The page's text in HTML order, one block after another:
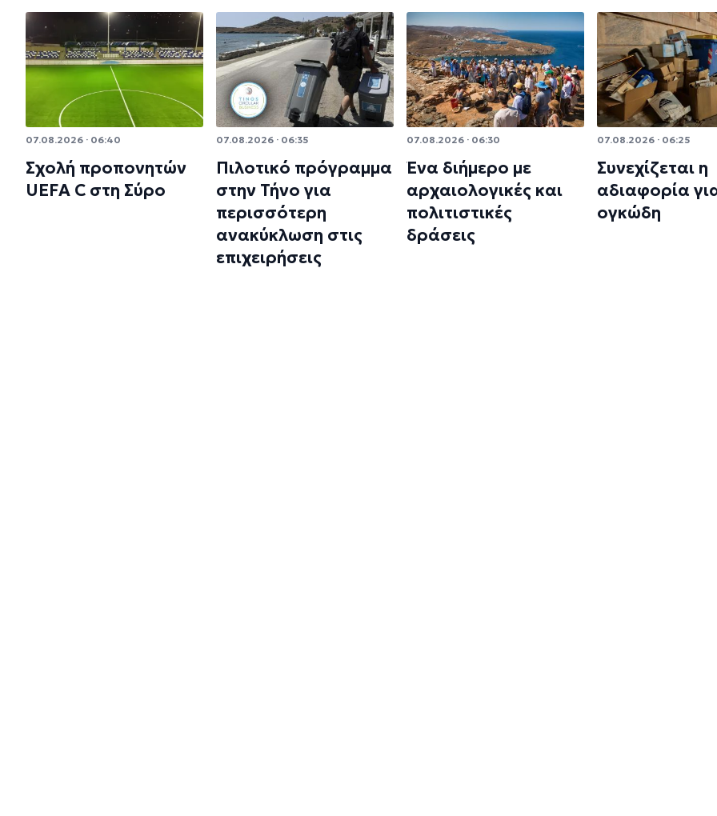
07.08.2026 · 06:40
Σχολή προπονητών
UEFA C στη Σύρο
07.08.2026 · 06:35
Πιλοτικό πρόγραμμα
στην Τήνο για
περισσότερη
ανακύκλωση στις
επιχειρήσεις
07.08.2026 · 06:30
Ένα διήμερο με
αρχαιολογικές και
πολιτιστικές
δράσεις
07.08.2026 · 06:25
Συνεχίζεται η
αδιαφορία
ογκώδη